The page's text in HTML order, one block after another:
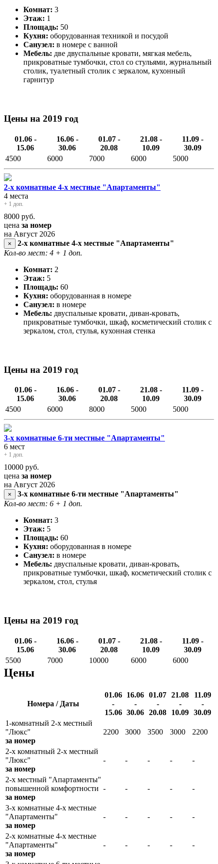
Комнат: 3
Этаж: 1
Площадь: 50
Кухня: оборудованная техникой и посудой
Санузел: в номере с ванной
Мебель: две двуспальные кровати, мягкая мебель,
прикроватные тумбочки, стол со стульями, журнальный
столик, туалетный столик с зеркалом, кухонный
гарнитур
Цены на 2019 год
01.06 -
15.06
16.06 -
30.06
01.07 -
20.08
21.08 -
10.09
11.09 -
30.09
4500
6000 7000 6000 5000
2-х комнатные 4-х местные "Апартаменты"
4 места
+ 1 доп.
8000 руб.
цена за номер
на Август 2026
×
2-х комнатные 4-х местные "Апартаменты"
Кол-во мест: 4 + 1 доп.
Комнат: 2
Этаж: 5
Площадь: 60
Кухня: оборудованная в номере
Санузел: в номере
Мебель: двуспальные кровати, диван-кровать,
прикроватные тумбочки, шкаф, косметический столик с
зеркалом, стол, стулья, кухонная стенка
Цены на 2019 год
01.06 -
15.06
16.06 -
30.06
01.07 -
20.08
21.08 -
10.09
11.09 -
30.09
4500
6000 8000 5000 5000
3-х комнатные 6-ти местные "Апартаменты"
6 мест
+ 1 доп.
10000 руб.
цена за номер
на Август 2026
×
3-х комнатные 6-ти местные "Апартаменты"
Кол-во мест: 6 + 1 доп.
Комнат: 3
Этаж: 5
Площадь: 60
Кухня: оборудованная в номере
Санузел: в номере
Мебель: двуспальные кровати, диван-кровать,
прикроватные тумбочки, шкаф, косметический столик с
зеркалом, стол, стулья
Цены на 2019 год
01.06 -
15.06
16.06 -
30.06
01.07 -
20.08
21.08 -
10.09
11.09 -
30.09
5500
7000 10000 6000 6000
Цены
Номера / Даты
01.06
-
15.06
16.06
-
30.06
01.07
-
20.08
21.08
-
10.09
11.09
-
30.09
1-комнатный 2-х местный
"Люкс"
за номер
2200 3000 3500 3000 2200
2-х комнатный 2-х местный
"Люкс"
за номер
- - - - -
2-х местный "Апартаменты"
повышенной комфортности
за номер
- - - - -
3-х комнатные 4-х местные
"Апартаменты"
за номер
- - - - -
2-х комнатные 4-х местные
"Апартаменты"
за номер
- - - - -